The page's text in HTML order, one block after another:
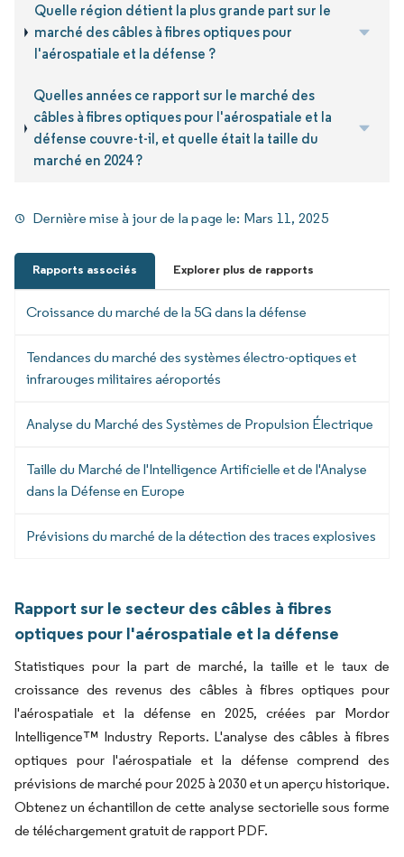
Quelle région détient la plus grande part sur le
marché des câbles à fibres optiques pour
l'aérospatiale et la défense ?
Quelles années ce rapport sur le marché des
câbles à fibres optiques pour l'aérospatiale et la
défense couvre-t-il, et quelle était la taille du
marché en 2024 ?
Dernière mise à jour de la page le: Mars 11, 2025
Rapports associés Explorer plus de rapports
Croissance du marché de la 5G dans la défense
Tendances du marché des systèmes électro-optiques et
infrarouges militaires aéroportés
Analyse du Marché des Systèmes de Propulsion Électrique
Taille du Marché de l'Intelligence Artificielle et de l'Analyse
dans la Défense en Europe
Prévisions du marché de la détection des traces explosives
Rapport sur le secteur des câbles à fibres
optiques pour l'aérospatiale et la défense
Statistiques pour la part de marché, la taille et le taux de
croissance des revenus des câbles à fibres optiques pour
l'aérospatiale et la défense en 2025, créées par Mordor
Intelligence™ Industry Reports. L'analyse des câbles à fibres
optiques pour l'aérospatiale et la défense comprend des
prévisions de marché pour 2025 à 2030 et un aperçu historique.
Obtenez un échantillon de cette analyse sectorielle sous forme
de téléchargement gratuit de rapport PDF.